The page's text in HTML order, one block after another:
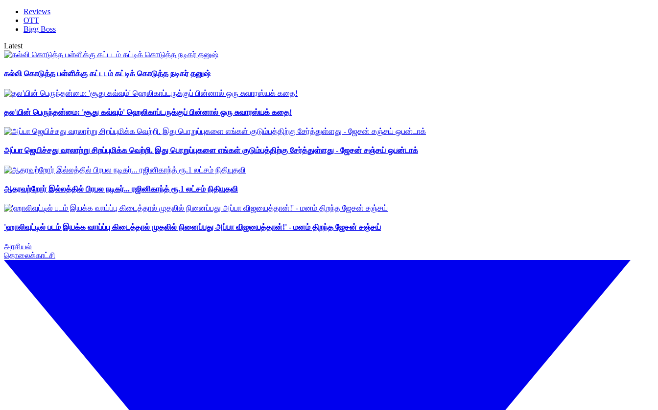
Reviews
OTT
Bigg Boss
Latest
கல்வி கொடுத்த பள்ளிக்கு கட்டடம் கட்டிக் கொடுத்த நடிகர் தனுஷ்
தல'யின் பெருந்தன்மை: 'சூது கவ்வும்' ஹெலிகாப்டருக்குப் பின்னால் ஒரு சுவாரஸ்யக் கதை!
அப்பா ஜெயிச்சது வரலாற்று சிறப்புமிக்க வெற்றி. இது பொறுப்புகளை எங்கள் குடும்பத்திற்கு சேர்த்துள்ளது - ஜேசன் சஞ்சய் ஒபன்டாக்
ஆதரவற்றோர் இல்லத்தில் பிரபல நடிகர்... ரஜினிகாந்த் ரூ.1 லட்சம் நிதியுதவி
'ஹாலிவுட்டில் படம் இயக்க வாய்ப்பு கிடைத்தால் முதலில் நினைப்பது அப்பா விஜயைத்தான்!' - மனம் திறந்த ஜேசன் சஞ்சய்
அரசியல்
தொலைக்காட்சி